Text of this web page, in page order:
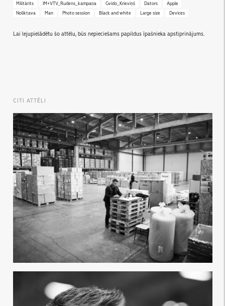
Militārits IM+VTV_Rudens_kampaņa Gvido_Krieviņš Dators
Apple
Noliktava
Man Photo session Black and white Large size Devices
Lai lejupielādētu šo attēlu, būs nepieciešams papildus īpašnieka apstiprinājums.
CITI ATTĒLI